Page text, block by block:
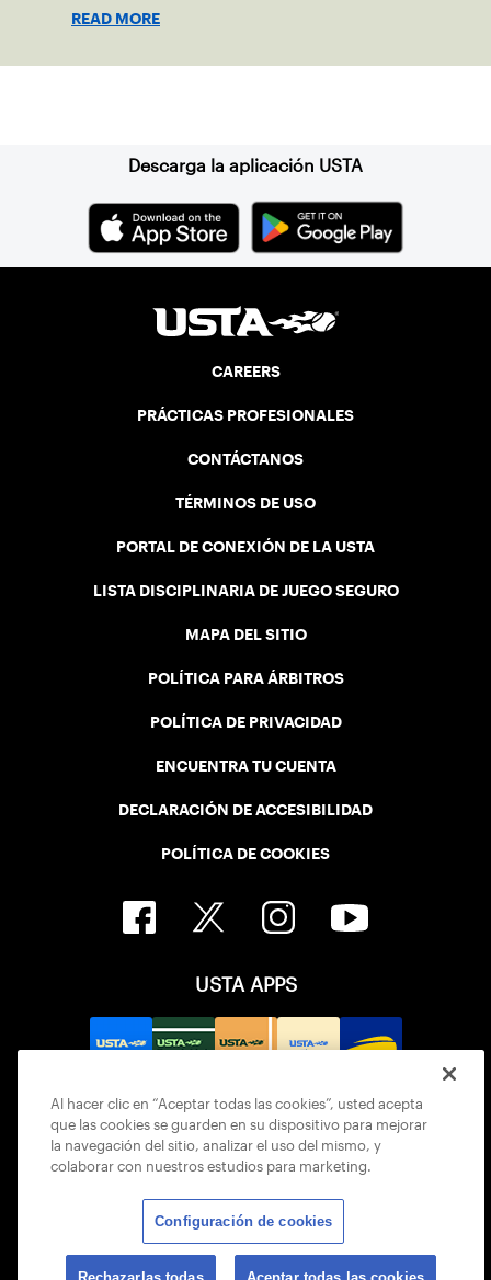
READ MORE
Descarga la aplicación USTA
CAREERS
PRÁCTICAS PROFESIONALES
CONTÁCTANOS
TÉRMINOS DE USO
PORTAL DE CONEXIÓN DE LA USTA
LISTA DISCIPLINARIA DE JUEGO SEGURO
MAPA DEL SITIO
POLÍTICA PARA ÁRBITROS
POLÍTICA DE PRIVACIDAD
ENCUENTRA TU CUENTA
DECLARACIÓN DE ACCESIBILIDAD
POLÍTICA DE COOKIES
USTA APPS
© 2026 USTA ALL RIGHTS RESERVED
Al hacer clic en “Aceptar todas las cookies”, usted acepta
que las cookies se guarden en su dispositivo para mejorar
la navegación del sitio, analizar el uso del mismo, y
colaborar con nuestros estudios para marketing.
Configuración de cookies